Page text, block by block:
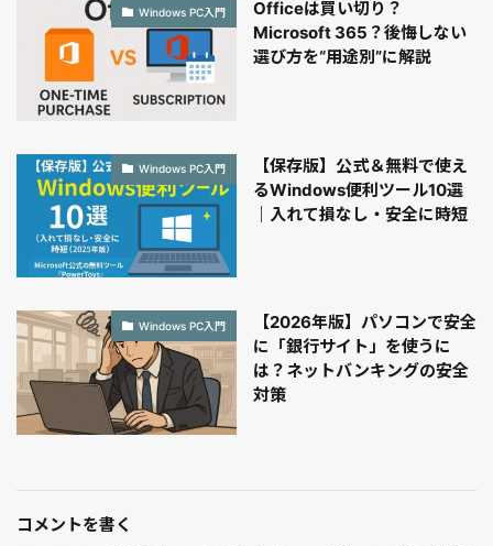
Windows PC入門
Officeは買い切り？
Microsoft 365？後悔しない
選び方を“用途別”に解説
Windows PC入門
【保存版】公式＆無料で使え
るWindows便利ツール10選
｜入れて損なし・安全に時短
Windows PC入門
【2026年版】パソコンで安全
に「銀行サイト」を使うに
は？ネットバンキングの安全
対策
コメントを書く